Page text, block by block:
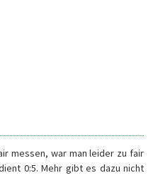
messen, war man leider zu fair
0:5. Mehr gibt es dazu nicht